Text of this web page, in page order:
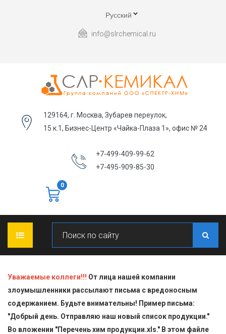
Русский
info@slrchemical.ru
129164, г. Москва, Зубарев переулок,
15 к.1, Бизнес-Центр «Чайка-Плаза 1», офис № 24
+7-499-409-99-62
+7-495-909-85-30
0
О КОМПАНИИ
ПРОДУКЦИЯ
Уважаемые коллеги!!! От лица нашей компании
злоумышленники рассылают письма с вредоносным
содержанием. Будьте внимательны! Пример письма:
"Добрый день. Отправляю наш новый список продукции."
Во вложении "Перечень хим продукции.xls." В этом файле